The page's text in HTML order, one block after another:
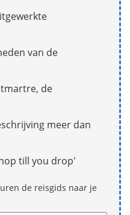
van de
de
meer dan
till you drop'
de reisgids naar je